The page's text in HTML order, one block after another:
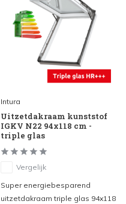
Intura
Uitzetdakraam kunststof
IGKV N22 94x118 cm -
triple glas
Vergelijk
Super energiebesparend
uitzetdakraam triple glas 94x118